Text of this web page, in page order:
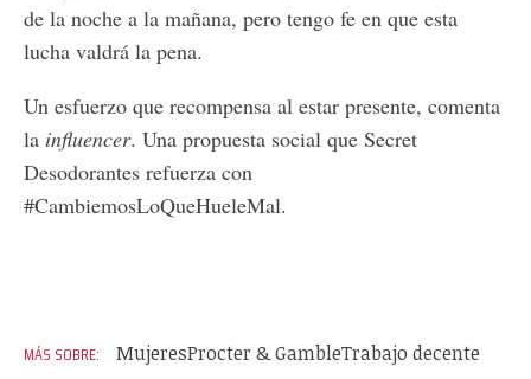
de la noche a la mañana, pero tengo fe en que esta
lucha valdrá la pena.
Un esfuerzo que recompensa al estar presente, comenta
la influencer. Una propuesta social que Secret
Desodorantes refuerza con
#CambiemosLoQueHueleMal.
MujeresProcter & GambleTrabajo decente